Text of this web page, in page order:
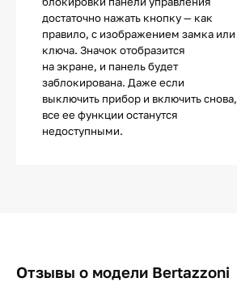
достаточно нажать кнопку — как
правило, с изображением замка или
ключа. Значок отобразится
на экране, и панель будет
заблокирована. Даже если
выключить прибор и включить снова,
все ее функции останутся
недоступными.
Отзывы о модели Bertazzoni